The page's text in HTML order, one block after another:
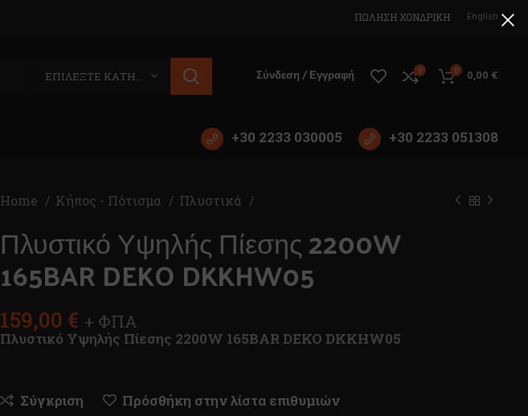
ΠΩΛΗΣΗ ΧΟΝΔΡΙΚΗ English
Σύνδεση / Εγγραφή 0 0 0,00 €
+30 2233 030005 +30 2233 051308
Home Κήπος - Πότισμα Πλυστικά
Πλυστικό Υψηλής Πίεσης 2200W
165BAR DEKO DKKHW05
159,00 € + ΦΠΑ
Πλυστικό Υψηλής Πίεσης 2200W 165BAR DEKO DKKHW05
Σύγκριση Πρόσθήκη στην λίστα επιθυμιών